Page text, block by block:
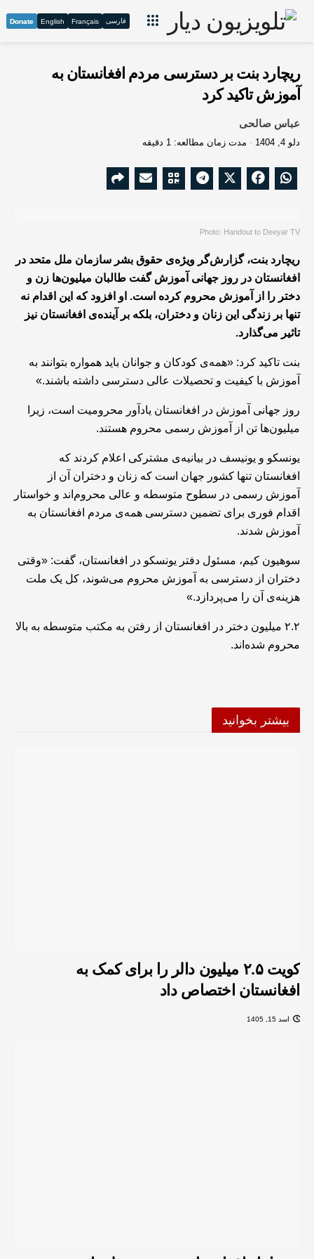
فارسی Français
English
Donate
ریچارد بنت بر دسترسی مردم افغانستان به
آموزش تاکید کرد
عباس صالحی
دلو 4, 1404 مدت زمان مطالعه: 1 دقیقه
Photo: Handout to Deeyar TV
ریچارد بنت، گزارش‌گر ویژه‌ی حقوق بشر سازمان ملل متحد در
افغانستان در روز جهانی آموزش گفت طالبان میلیون‌ها زن و
دختر را از آموزش محروم کرده است. او افزود که این اقدام نه
تنها بر زندگی این زنان و دختران، بلکه بر آینده‌ی افغانستان نیز
تاثیر می‌گذارد.
بنت تاکید کرد: «همه‌ی کودکان و جوانان باید همواره بتوانند به
آموزش با کیفیت و تحصیلات عالی دسترسی داشته باشند.»
روز جهانی آموزش در افغانستان یادآور محرومیت است، زیرا
میلیون‌ها تن از آموزش رسمی محروم هستند.
یونسکو و یونیسف در بیانیه‌ی مشترکی اعلام کردند که
افغانستان تنها کشور جهان است که زنان و دختران آن از
آموزش رسمی در سطوح متوسطه و عالی محروم‌اند و خواستار
اقدام فوری برای تضمین دسترسی همه‌ی مردم افغانستان به
آموزش شدند.
سوهیون کیم، مسئول دفتر یونسکو در افغانستان، گفت: «وقتی
دختران از دسترسی به آموزش محروم می‌شوند، کل یک ملت
هزینه‌ی آن را می‌پردازد.»
۲.۲ میلیون دختر در افغانستان از رفتن به مکتب متوسطه به بالا
محروم شده‌اند.
بیشتر بخوانید
کویت ۲.۵ میلیون دالر را برای کمک به
افغانستان اختصاص داد
اسد 15, 1405